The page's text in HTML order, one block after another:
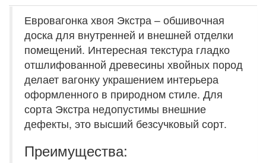
Евровагонка хвоя Экстра – обшивочная
доска для внутренней и внешней отделки
помещений. Интересная текстура гладко
отшлифованной древесины хвойных пород
делает вагонку украшением интерьера
оформленного в природном стиле. Для
сорта Экстра недопустимы внешние
дефекты, это высший безсучковый сорт.
Преимущества: